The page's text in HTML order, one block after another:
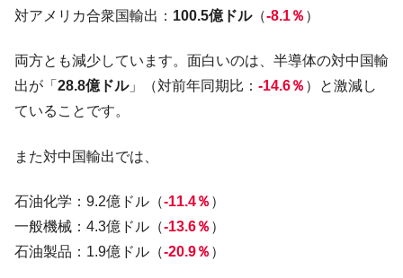
対アメリカ合衆国輸出： 100.5億ドル（-8.1％ ）
両方とも減少しています。面白いのは、半導体の対中国輸
出が「 28.8億ドル」（対前年同期比： -14.6％ ）と激減し
ていることです。
また対中国輸出では、
石油化学：9.2億ドル（-11.4％ ）
一般機械：4.3億ドル（-13.6％ ）
石油製品：1.9億ドル（-20.9％ ）